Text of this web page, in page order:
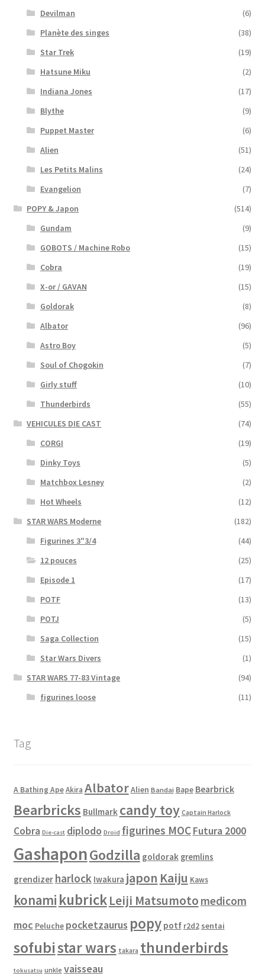
Devilman
(6)
Planète des singes
(38)
Star Trek
(19)
Hatsune Miku
(2)
Indiana Jones
(17)
Blythe
(9)
Puppet Master
(6)
Alien
(51)
Les Petits Malins
(24)
Evangelion
(7)
POPY & Japon
(514)
Gundam
(9)
GOBOTS / Machine Robo
(15)
Cobra
(19)
X-or / GAVAN
(15)
Goldorak
(8)
Albator
(96)
Astro Boy
(5)
Soul of Chogokin
(7)
Girly stuff
(10)
Thunderbirds
(55)
VEHICULES DIE CAST
(74)
CORGI
(19)
Dinky Toys
(5)
Matchbox Lesney
(2)
Hot Wheels
(12)
STAR WARS Moderne
(182)
Figurines 3″3/4
(44)
12 pouces
(25)
Episode 1
(17)
POTF
(13)
POTJ
(5)
Saga Collection
(15)
Star Wars Divers
(1)
STAR WARS 77-83 Vintage
(94)
figurines loose
(11)
Tag
A Bathing Ape Akira AlbatorAlien Bandai Bape Bearbrick
Bearbricks Bullmark candy toy Captain Harlock
Cobra Die-cast diplodo Droid figurines MOCFutura 2000
GashaponGodzilla goldorak gremlins
grendizer harlock Iwakura japon Kaiju Kaws
konami kubrickLeiji Matsumoto medicom
moc Peluche pocketzaurus popy potf r2d2 sentai
sofubistar wars takara thunderbirds
tokusatsu unkle vaisseau